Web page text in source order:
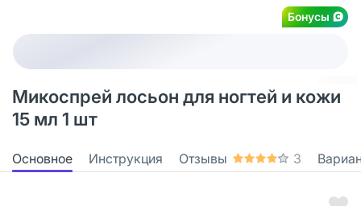
Бонусы
Микоспрей лосьон для ногтей и кожи
15 мл 1 шт
Основное Инструкция Отзывы 3